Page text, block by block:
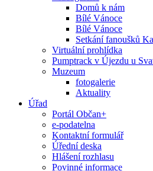
Domů k nám
Bílé Vánoce
Bílé Vánoce
Setkání fanoušků
Virtuální prohlídka
Pumptrack v Újezdu u
Muzeum
fotogalerie
Aktuality
Úřad
Portál Občan+
e-podatelna
Kontaktní formulář
Úřední deska
Hlášení rozhlasu
Povinné informace